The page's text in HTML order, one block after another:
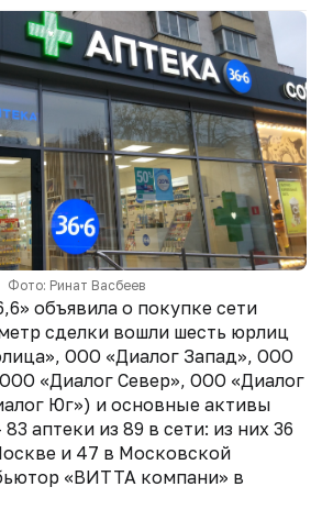
Фото: Ринат Васбеев
объявила о покупке сети
сделки вошли шесть юрлиц
ООО «Диалог Запад», ООО
«Диалог Север», ООО «Диалог
Юг») и основные активы
аптеки из 89 в сети: из них 36
и 47 в Московской
«ВИТТА компани» в